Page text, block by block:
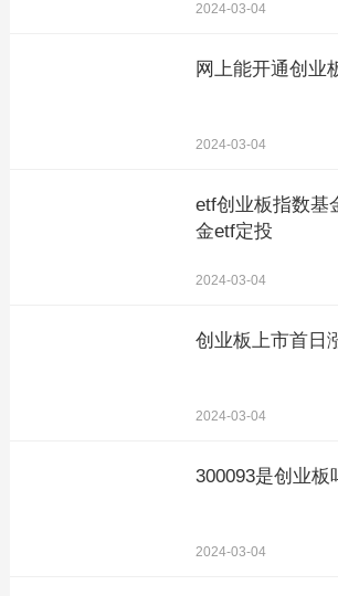
2024-03-04
网上能开通创业
2024-03-04
etf创业板指数基
金etf定投
2024-03-04
创业板上市首日
2024-03-04
300093是创业板
2024-03-04